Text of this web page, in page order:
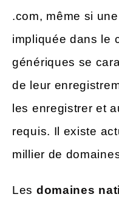
.com, même si
impliquée dans le
génériques se
de leur
les enregistrer et
requis. Il existe
millier de
Les domaines